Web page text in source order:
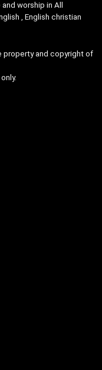
worship in All
, English christian
property and copyright of